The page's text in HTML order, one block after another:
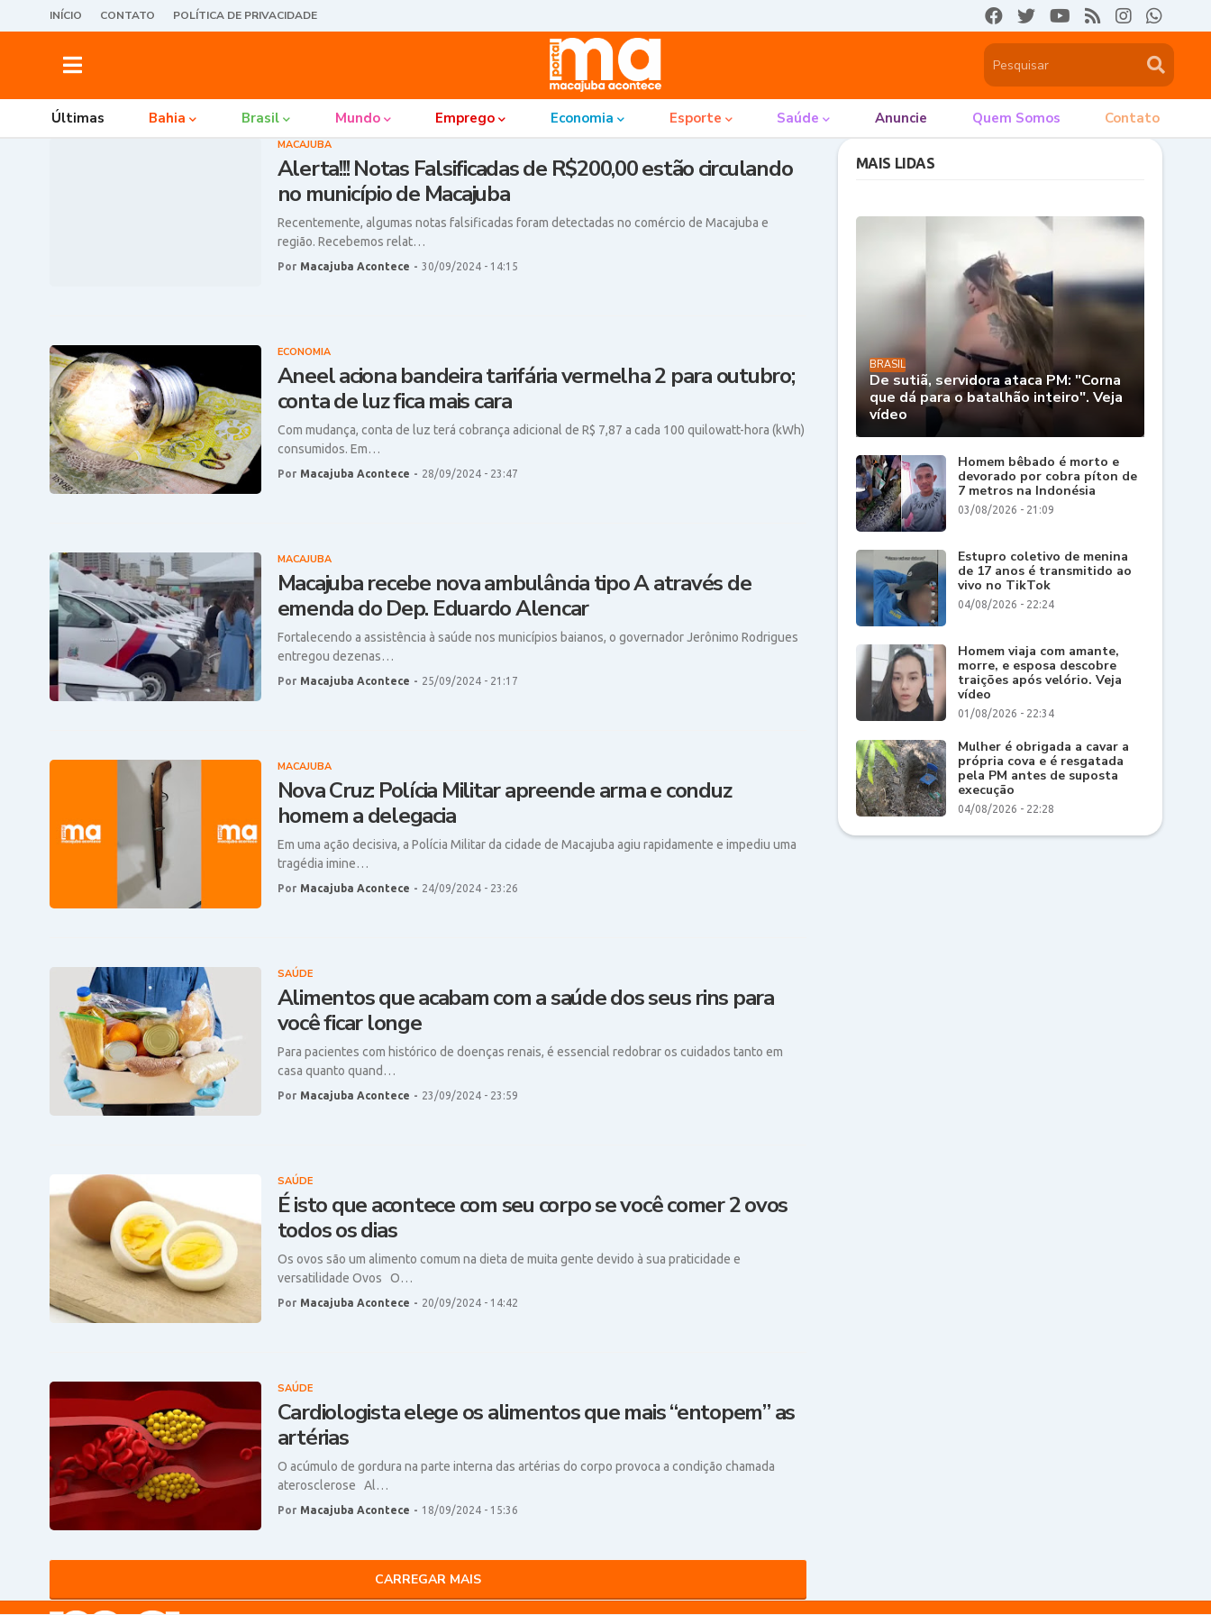
INÍCIO CONTATO POLÍTICA DE PRIVACIDADE
Últimas Bahia Brasil Mundo Emprego Economia Esporte Saúde Anuncie Quem Somos Contato
MACAJUBA
Alerta!!! Notas Falsificadas de R$200,00 estão circulando
no município de Macajuba
Recentemente, algumas notas falsificadas foram detectadas no comércio de Macajuba e
região. Recebemos relat…
Por Macajuba Acontece - 30/09/2024 - 14:15
ECONOMIA
Aneel aciona bandeira tarifária vermelha 2 para outubro;
conta de luz fica mais cara
Com mudança, conta de luz terá cobrança adicional de R$ 7,87 a cada 100 quilowatt-hora (kWh)
consumidos. Em…
Por Macajuba Acontece - 28/09/2024 - 23:47
MACAJUBA
Macajuba recebe nova ambulância tipo A através de
emenda do Dep. Eduardo Alencar
Fortalecendo a assistência à saúde nos municípios baianos, o governador Jerônimo Rodrigues
entregou dezenas…
Por Macajuba Acontece - 25/09/2024 - 21:17
MACAJUBA
Nova Cruz: Polícia Militar apreende arma e conduz
homem a delegacia
Em uma ação decisiva, a Polícia Militar da cidade de Macajuba agiu rapidamente e impediu uma
tragédia imine…
Por Macajuba Acontece - 24/09/2024 - 23:26
SAÚDE
Alimentos que acabam com a saúde dos seus rins para
você ficar longe
Para pacientes com histórico de doenças renais, é essencial redobrar os cuidados tanto em
casa quanto quand…
Por Macajuba Acontece - 23/09/2024 - 23:59
SAÚDE
É isto que acontece com seu corpo se você comer 2 ovos
todos os dias
Os ovos são um alimento comum na dieta de muita gente devido à sua praticidade e
versatilidade Ovos O…
Por Macajuba Acontece - 20/09/2024 - 14:42
SAÚDE
Cardiologista elege os alimentos que mais “entopem” as
artérias
O acúmulo de gordura na parte interna das artérias do corpo provoca a condição chamada
aterosclerose Al…
Por Macajuba Acontece - 18/09/2024 - 15:36
CARREGAR MAIS
MAIS LIDAS
BRASIL
De sutiã, servidora ataca PM: "Corna
que dá para o batalhão inteiro". Veja
vídeo
Homem bêbado é morto e
devorado por cobra píton de
7 metros na Indonésia
03/08/2026 - 21:09
Estupro coletivo de menina
de 17 anos é transmitido ao
vivo no TikTok
04/08/2026 - 22:24
Homem viaja com amante,
morre, e esposa descobre
traições após velório. Veja
vídeo
01/08/2026 - 22:34
Mulher é obrigada a cavar a
própria cova e é resgatada
pela PM antes de suposta
execução
04/08/2026 - 22:28